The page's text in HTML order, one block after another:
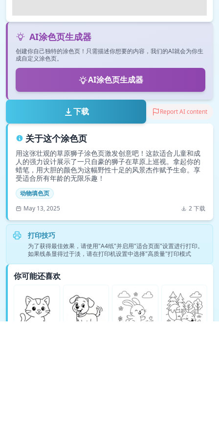
AI涂色页生成器
创建你自己独特的涂色页！只需描述你想要的内容，我们的AI就会为你生
成自定义涂色页。
AI涂色页生成器
下载 Report AI content
关于这个涂色页
用这张壮观的草原狮子涂色页激发创意吧！这款适合儿童和成
人的强力设计展示了一只自豪的狮子在草原上巡视。拿起你的
蜡笔，用大胆的颜色为这幅野性十足的风景杰作赋予生命。享
受适合所有年龄的无限乐趣！
动物填色页
May 13, 2025
2 下载
打印技巧
为了获得最佳效果，请使用"A4纸"并启用"适合页面"设置进行打印。
如果线条显得过于淡，请在打印机设置中选择"高质量"打印模式
你可能还喜欢